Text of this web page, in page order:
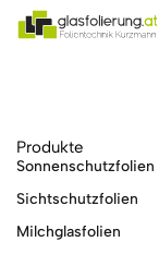
Produkte
Sonnenschutzfolien
Sichtschutzfolien
Milchglasfolien